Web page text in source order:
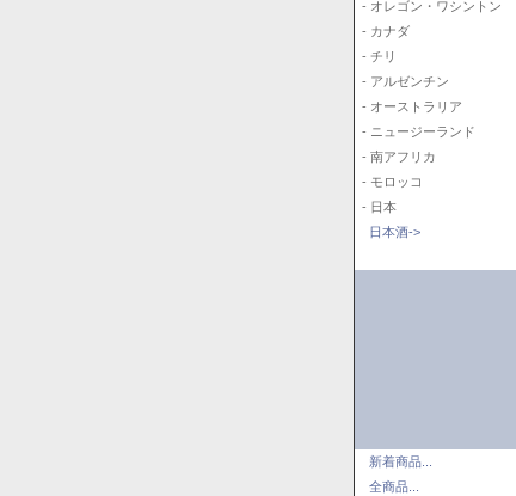
- オレゴン・ワシントン
- カナダ
- チリ
- アルゼンチン
- オーストラリア
- ニュージーランド
- 南アフリカ
- モロッコ
- 日本
日本酒->
新着商品...
全商品...